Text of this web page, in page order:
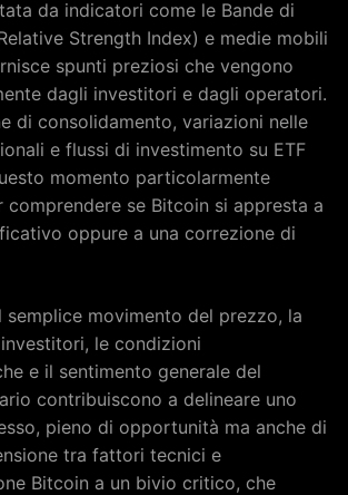
da indicatori come le Bande di
Strength Index) e medie mobili
spunti preziosi che vengono
dagli investitori e dagli operatori.
di consolidamento, variazioni nelle
e flussi di investimento su ETF
momento particolarmente
comprendere se Bitcoin si appresta a
oppure a una correzione di
movimento del prezzo, la
le condizioni
e il sentimento generale del
contribuiscono a delineare uno
pieno di opportunità ma anche di
tra fattori tecnici e
Bitcoin a un bivio critico, che